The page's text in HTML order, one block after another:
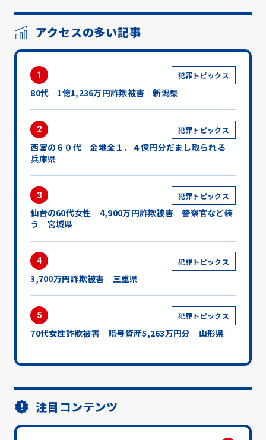
アクセスの多い記事
1 犯罪トピックス
80代 1億1,236万円詐欺被害 新潟県
2 犯罪トピックス
西宮の６０代 金地金１．４億円分だまし取られる
兵庫県
3 犯罪トピックス
仙台の60代女性 4,900万円詐欺被害 警察官など装
う 宮城県
4 犯罪トピックス
3,700万円詐欺被害 三重県
5 犯罪トピックス
70代女性詐欺被害 暗号資産5,263万円分 山形県
注目コンテンツ